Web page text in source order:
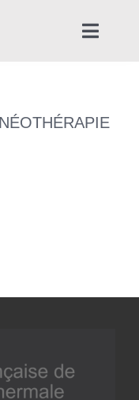
Toggle